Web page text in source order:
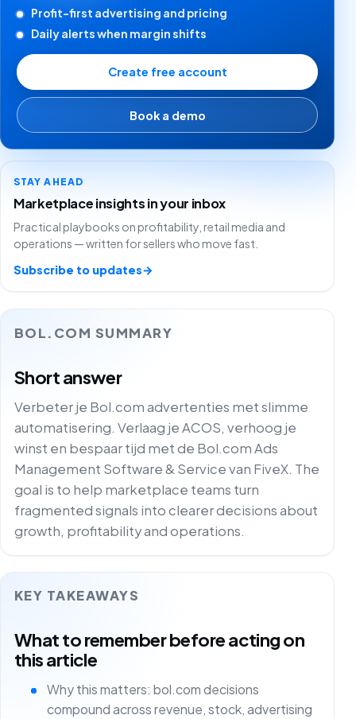
BOL.COM SUMMARY
Short answer
Verbeter je Bol.com advertenties met slimme
automatisering. Verlaag je ACOS, verhoog je
winst en bespaar tijd met de Bol.com Ads
Management Software & Service van FiveX. The
goal is to help marketplace teams turn
fragmented signals into clearer decisions about
growth, profitability and operations.
KEY TAKEAWAYS
What to remember before acting on
this article
Why this matters: bol.com decisions
compound across revenue, stock, advertising
Profit-first advertising and pricing
Daily alerts when margin shifts
Create free account
Book a demo
STAY AHEAD
Marketplace insights in your inbox
Practical playbooks on profitability, retail media and
operations — written for sellers who move fast.
Subscribe to updates→